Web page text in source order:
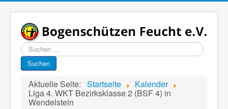
Suchen
...
Suchen
Aktuelle Seite: Startseite Kalender
Liga 4. WKT Bezirksklasse 2 (BSF 4) in
Wendelstein